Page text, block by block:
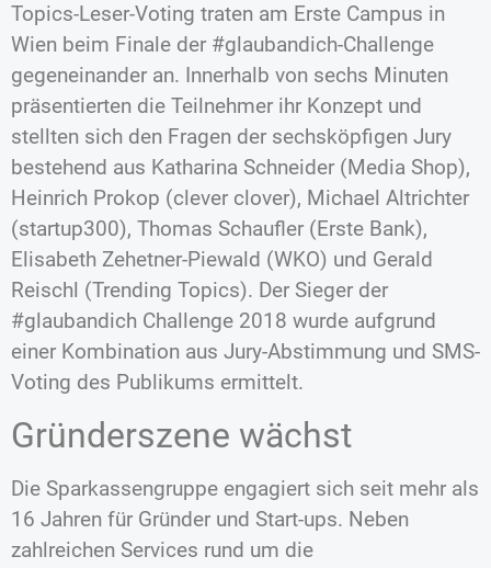
Topics-Leser-Voting traten am Erste Campus in
Wien beim Finale der #glaubandich-Challenge
gegeneinander an. Innerhalb von sechs Minuten
präsentierten die Teilnehmer ihr Konzept und
stellten sich den Fragen der sechsköpfigen Jury
bestehend aus Katharina Schneider (Media Shop),
Heinrich Prokop (clever clover), Michael Altrichter
(startup300), Thomas Schaufler (Erste Bank),
Elisabeth Zehetner-Piewald (WKO) und Gerald
Reischl (Trending Topics). Der Sieger der
#glaubandich Challenge 2018 wurde aufgrund
einer Kombination aus Jury-Abstimmung und SMS-
Voting des Publikums ermittelt.
Gründerszene wächst
Die Sparkassengruppe engagiert sich seit mehr als
16 Jahren für Gründer und Start-ups. Neben
zahlreichen Services rund um die